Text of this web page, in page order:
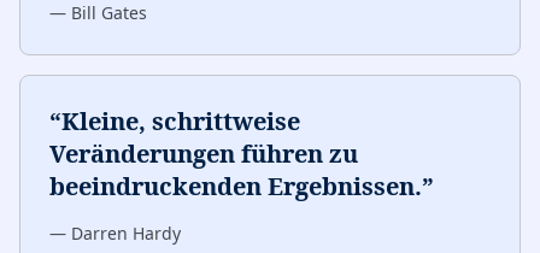
— Bill Gates
“Kleine, schrittweise
Veränderungen führen zu
beeindruckenden Ergebnissen.”
— Darren Hardy